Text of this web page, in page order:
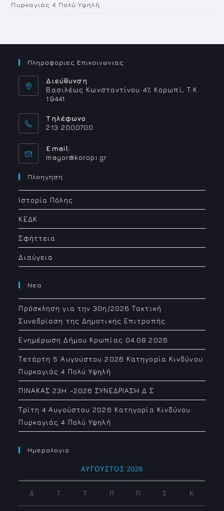
Πυρκαγιάς 4 Πολύ Υψηλή
Πληροφοριες Επικοινωνιας
Διεύθυνση
Βασιλέως Κωνσταντίνου 47, Κορωπί, Τ.Κ.
19441
Τηλέφωνο
213 2000700
Email:
mayor@koropi.grOpens
Πλοηγηση
Ιστορία Πόλης
ΚΕΔΚ
Σφήττεια
Διαύγεια
Νεα
Πρόσκληση για την 30η/2026 Τακτική
Συνεδρίαση της Δημοτικής Επιτροπής
Ενημέρωση Δήμου Κρωπίας 04.08.2026
Τετάρτη 5 Αυγούστου 2026 Κατηγορία Κινδύνου
Πυρκαγιάς 4 Πολύ Υψηλή
ΠΙΝΑΚΑΣ 23H -2026 ΣΥΝΕΔΡΙΑΣΗ Δ.Σ
Τρίτη 4 Αυγούστου 2026 Κατηγορία Κινδύνου
Πυρκαγιάς 4 Πολύ Υψηλή
Ημερολογιο
ΑΎΓΟΥΣΤΟΣ 2026
Δ Τ Τ Π Π Σ Κ